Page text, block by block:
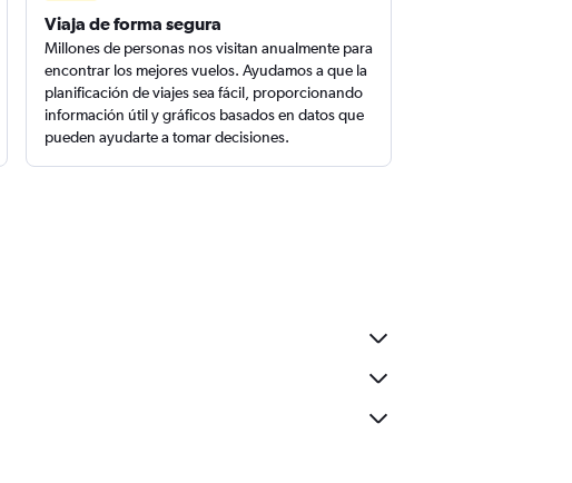
Viaja de forma segura
Millones de personas nos visitan anualmente para
encontrar los mejores vuelos. Ayudamos a que la
planificación de viajes sea fácil, proporcionando
información útil y gráficos basados en datos que
pueden ayudarte a tomar decisiones.